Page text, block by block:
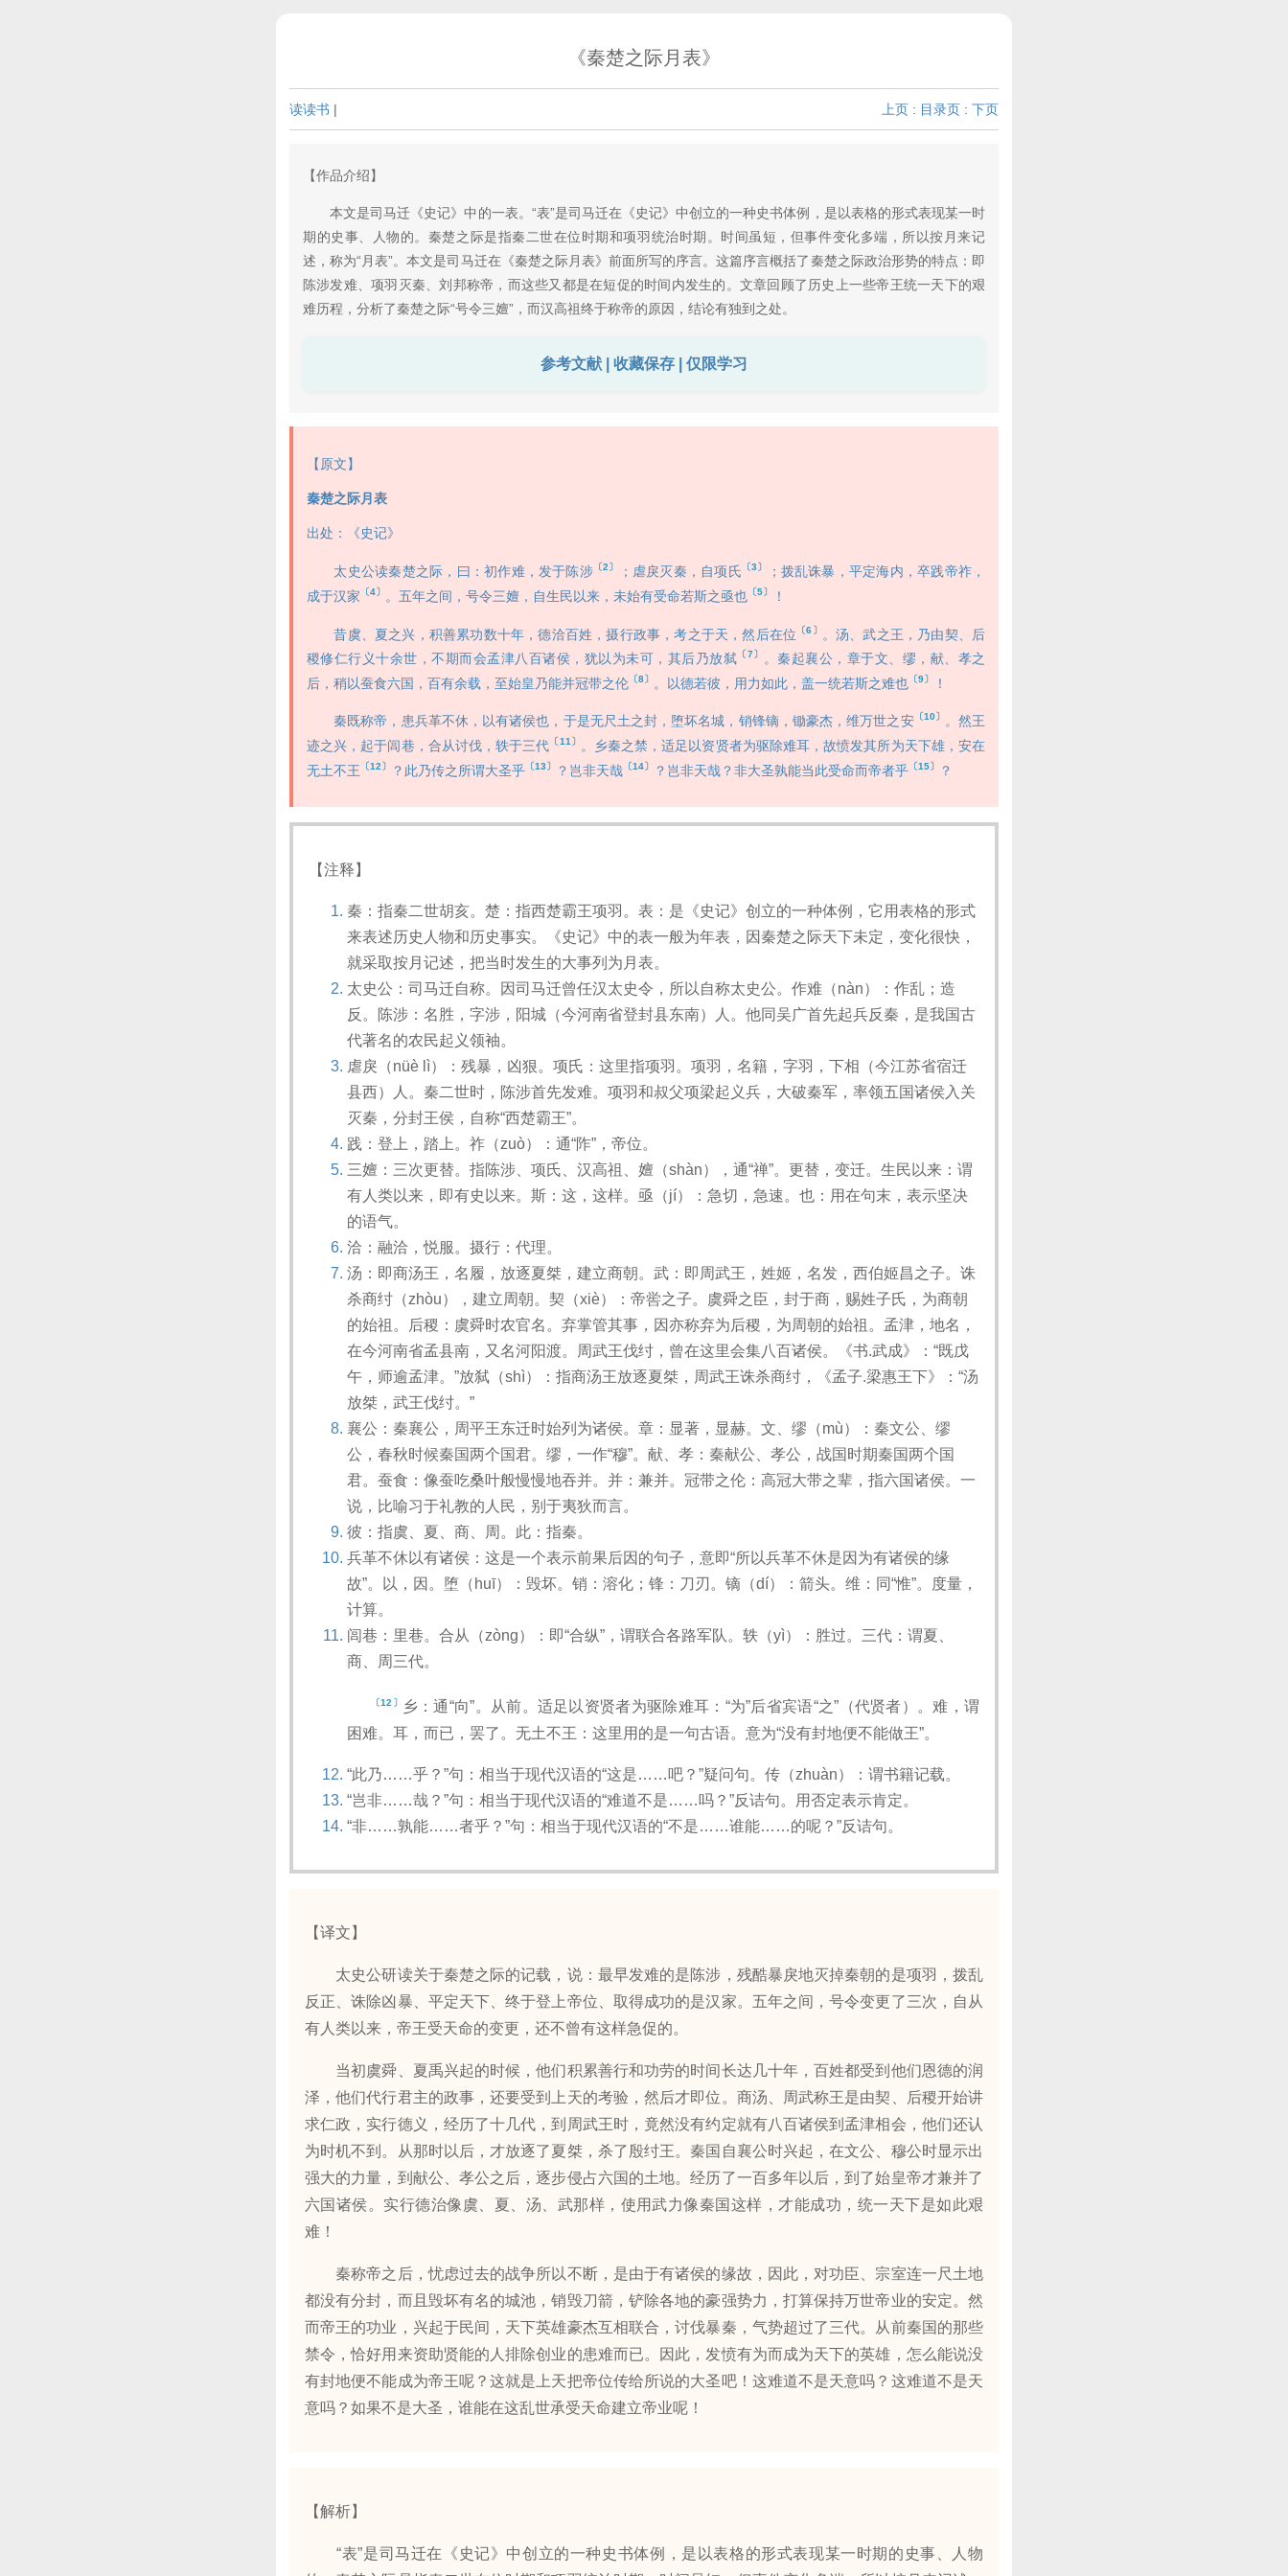
《秦楚之际月表》
读读书 | 上页 : 目录页 : 下页
【作品介绍】
本文是司马迁《史记》中的一表。“表”是司马迁在《史记》中创立的一种史书体例，是以表格的形式表现某一时
期的史事、人物的。秦楚之际是指秦二世在位时期和项羽统治时期。时间虽短，但事件变化多端，所以按月来记
述，称为“月表”。本文是司马迁在《秦楚之际月表》前面所写的序言。这篇序言概括了秦楚之际政治形势的特点：即
陈涉发难、项羽灭秦、刘邦称帝，而这些又都是在短促的时间内发生的。文章回顾了历史上一些帝王统一天下的艰
难历程，分析了秦楚之际“号令三嬗”，而汉高祖终于称帝的原因，结论有独到之处。
参考文献 | 收藏保存 | 仅限学习
【原文】
秦楚之际月表
出处：《史记》
太史公读秦楚之际，曰：初作难，发于陈涉 〔2〕 ；虐戾灭秦，自项氏 〔3〕
；拨乱诛暴，平定海内，卒践帝祚，
成于汉家 〔4〕 。五年之间，号令三嬗，自生民以来，未始有受命若斯之亟也 〔5〕 ！
昔虞、夏之兴，积善累功数十年，德洽百姓，摄行政事，考之于天，然后在位 〔6〕
。汤、武之王，乃由契、后
稷修仁行义十余世，不期而会孟津八百诸侯，犹以为未可，其后乃放弑 〔7〕
。秦起襄公，章于文、缪，献、孝之
后，稍以蚕食六国，百有余载，至始皇乃能并冠带之伦 〔8〕 。以德若彼，用力如此，盖一统若斯之难也 〔9〕 ！
秦既称帝，患兵革不休，以有诸侯也，于是无尺土之封，堕坏名城，销锋镝，锄豪杰，维万世之安 〔10〕
。然王
迹之兴，起于闾巷，合从讨伐，轶于三代 〔11〕
。乡秦之禁，适足以资贤者为驱除难耳，故愤发其所为天下雄，安在
无土不王 〔12〕 ？此乃传之所谓大圣乎 〔13〕 ？岂非天哉 〔14〕 ？岂非天哉？非大圣孰能当此受命而帝者乎 〔15〕 ？
【注释】
秦：指秦二世胡亥。楚：指西楚霸王项羽。表：是《史记》创立的一种体例，它用表格的形式
来表述历史人物和历史事实。《史记》中的表一般为年表，因秦楚之际天下未定，变化很快，
就采取按月记述，把当时发生的大事列为月表。
太史公：司马迁自称。因司马迁曾任汉太史令，所以自称太史公。作难（nàn）：作乱；造
反。陈涉：名胜，字涉，阳城（今河南省登封县东南）人。他同吴广首先起兵反秦，是我国古
代著名的农民起义领袖。
虐戾（nüè lì）：残暴，凶狠。项氏：这里指项羽。项羽，名籍，字羽，下相（今江苏省宿迁
县西）人。秦二世时，陈涉首先发难。项羽和叔父项梁起义兵，大破秦军，率领五国诸侯入关
灭秦，分封王侯，自称“西楚霸王”。
践：登上，踏上。祚（zuò）：通“阼”，帝位。
三嬗：三次更替。指陈涉、项氏、汉高祖、嬗（shàn），通“禅”。更替，变迁。生民以来：谓
有人类以来，即有史以来。斯：这，这样。亟（jí）：急切，急速。也：用在句末，表示坚决
的语气。
洽：融洽，悦服。摄行：代理。
汤：即商汤王，名履，放逐夏桀，建立商朝。武：即周武王，姓姬，名发，西伯姬昌之子。诛
杀商纣（zhòu），建立周朝。契（xiè）：帝喾之子。虞舜之臣，封于商，赐姓子氏，为商朝
的始祖。后稷：虞舜时农官名。弃掌管其事，因亦称弃为后稷，为周朝的始祖。孟津，地名，
在今河南省孟县南，又名河阳渡。周武王伐纣，曾在这里会集八百诸侯。《书.武成》：“既戊
午，师逾孟津。”放弑（shì）：指商汤王放逐夏桀，周武王诛杀商纣，《孟子.梁惠王下》：“汤
放桀，武王伐纣。”
襄公：秦襄公，周平王东迁时始列为诸侯。章：显著，显赫。文、缪（mù）：秦文公、缪
公，春秋时候秦国两个国君。缪，一作“穆”。献、孝：秦献公、孝公，战国时期秦国两个国
君。蚕食：像蚕吃桑叶般慢慢地吞并。并：兼并。冠带之伦：高冠大带之辈，指六国诸侯。一
说，比喻习于礼教的人民，别于夷狄而言。
彼：指虞、夏、商、周。此：指秦。
兵革不休以有诸侯：这是一个表示前果后因的句子，意即“所以兵革不休是因为有诸侯的缘
故”。以，因。堕（huī）：毁坏。销：溶化；锋：刀刃。镝（dí）：箭头。维：同“惟”。度量，
计算。
闾巷：里巷。合从（zòng）：即“合纵”，谓联合各路军队。轶（yì）：胜过。三代：谓夏、
商、周三代。
〔12〕
乡：通“向”。从前。适足以资贤者为驱除难耳：“为”后省宾语“之”（代贤者）。难，谓
困难。耳，而已，罢了。无土不王：这里用的是一句古语。意为“没有封地便不能做王”。
“此乃……乎？”句：相当于现代汉语的“这是……吧？”疑问句。传（zhuàn）：谓书籍记载。
“岂非……哉？”句：相当于现代汉语的“难道不是……吗？”反诘句。用否定表示肯定。
“非……孰能……者乎？”句：相当于现代汉语的“不是……谁能……的呢？”反诘句。
【译文】
太史公研读关于秦楚之际的记载，说：最早发难的是陈涉，残酷暴戾地灭掉秦朝的是项羽，拨乱
反正、诛除凶暴、平定天下、终于登上帝位、取得成功的是汉家。五年之间，号令变更了三次，自从
有人类以来，帝王受天命的变更，还不曾有这样急促的。
当初虞舜、夏禹兴起的时候，他们积累善行和功劳的时间长达几十年，百姓都受到他们恩德的润
泽，他们代行君主的政事，还要受到上天的考验，然后才即位。商汤、周武称王是由契、后稷开始讲
求仁政，实行德义，经历了十几代，到周武王时，竟然没有约定就有八百诸侯到孟津相会，他们还认
为时机不到。从那时以后，才放逐了夏桀，杀了殷纣王。秦国自襄公时兴起，在文公、穆公时显示出
强大的力量，到献公、孝公之后，逐步侵占六国的土地。经历了一百多年以后，到了始皇帝才兼并了
六国诸侯。实行德治像虞、夏、汤、武那样，使用武力像秦国这样，才能成功，统一天下是如此艰
难！
秦称帝之后，忧虑过去的战争所以不断，是由于有诸侯的缘故，因此，对功臣、宗室连一尺土地
都没有分封，而且毁坏有名的城池，销毁刀箭，铲除各地的豪强势力，打算保持万世帝业的安定。然
而帝王的功业，兴起于民间，天下英雄豪杰互相联合，讨伐暴秦，气势超过了三代。从前秦国的那些
禁令，恰好用来资助贤能的人排除创业的患难而已。因此，发愤有为而成为天下的英雄，怎么能说没
有封地便不能成为帝王呢？这就是上天把帝位传给所说的大圣吧！这难道不是天意吗？这难道不是天
意吗？如果不是大圣，谁能在这乱世承受天命建立帝业呢！
【解析】
“表”是司马迁在《史记》中创立的一种史书体例，是以表格的形式表现某一时期的史事、人物